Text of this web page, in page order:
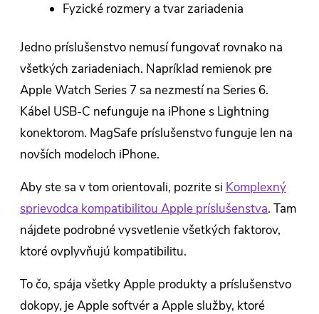
Fyzické rozmery a tvar zariadenia
Jedno príslušenstvo nemusí fungovať rovnako na
všetkých zariadeniach. Napríklad remienok pre
Apple Watch Series 7 sa nezmestí na Series 6.
Kábel USB-C nefunguje na iPhone s Lightning
konektorom. MagSafe príslušenstvo funguje len na
novších modeloch iPhone.
Aby ste sa v tom orientovali, pozrite si Komplexný
sprievodca kompatibilitou Apple príslušenstva. Tam
nájdete podrobné vysvetlenie všetkých faktorov,
ktoré ovplyvňujú kompatibilitu.
To čo, spája všetky Apple produkty a príslušenstvo
dokopy, je Apple softvér a Apple služby, ktoré